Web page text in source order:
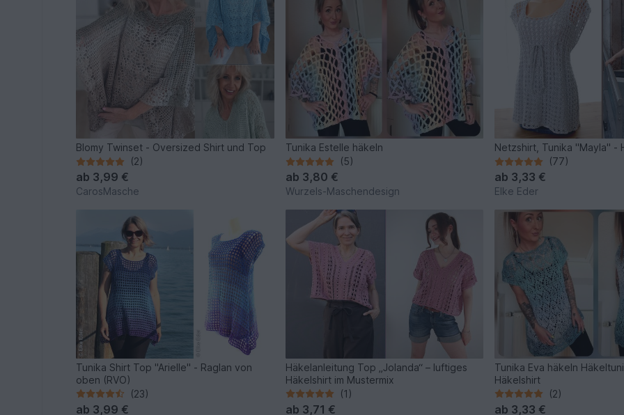
Blomy Twinset - Oversized Shirt und Top
(2)
ab 3,99 €
CarosMasche
Tunika Estelle häkeln
(5)
ab 3,80 €
Wurzels-Maschendesign
Netzshirt, Tunika "Mayla" -
(77)
ab 3,33 €
Elke Eder
Tunika Shirt Top "Arielle" - Raglan von
oben (RVO)
(23)
ab 3,99 €
Häkelanleitung Top „Jolanda“ – luftiges
Häkelshirt im Mustermix
(1)
ab 3,71 €
Tunika Eva häkeln
Häkelshirt
(2)
ab 3,33 €